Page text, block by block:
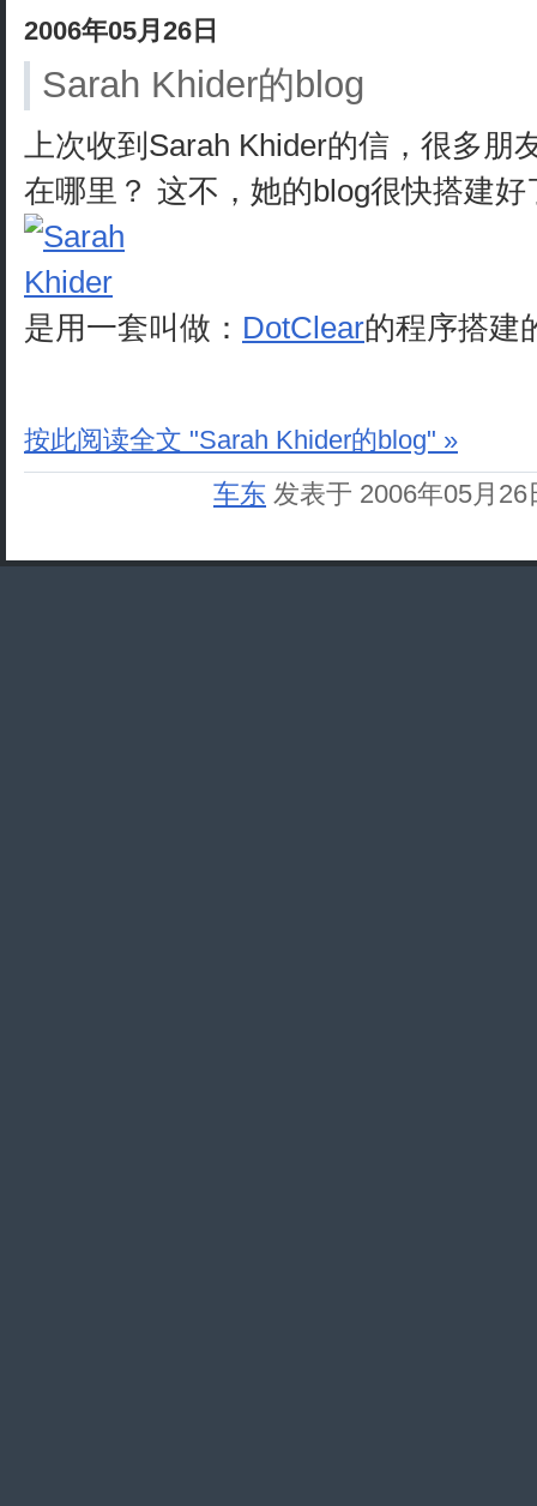
2006年05月26日
Sarah Khider的blog
上次收到Sarah Khider的信，很多朋
在哪里？ 这不，她的blog很快搭建好
是用一套叫做： DotClear的程序搭建
按此阅读全文 "Sarah Khider的blog" »
车东 发表于 2006年05月